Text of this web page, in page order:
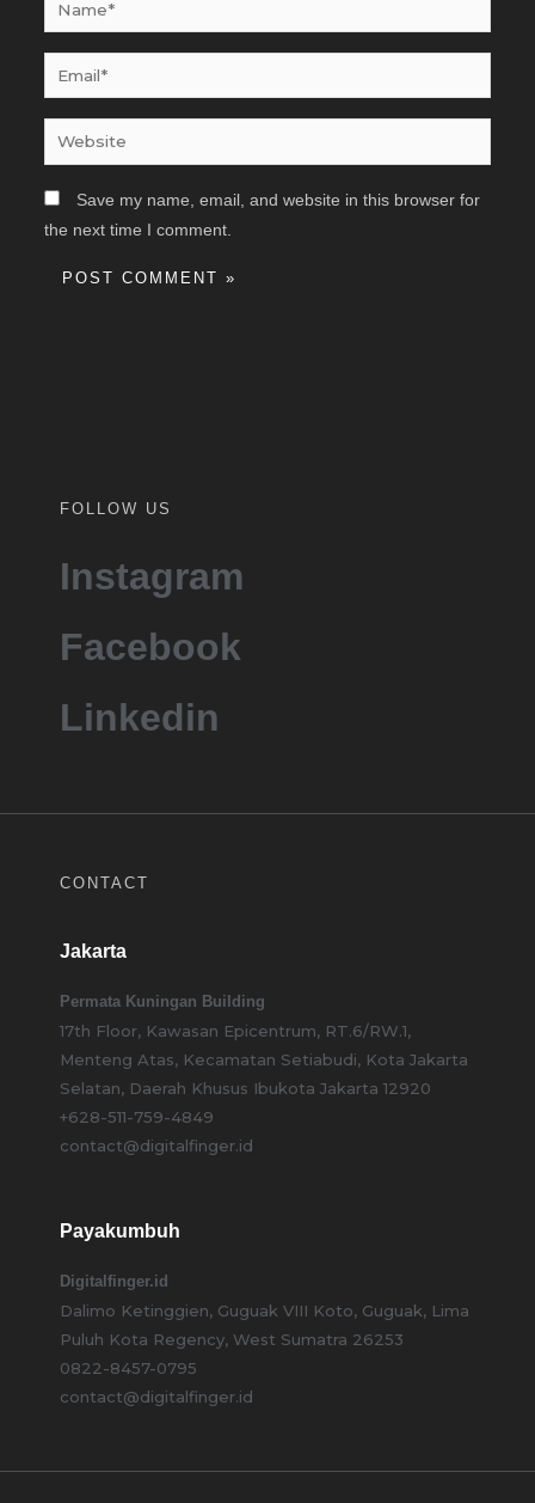
Website
Save my name, email, and website in this browser for
the next time I comment.
FOLLOW US
Instagram
Facebook
Linkedin
CONTACT
Jakarta
Permata Kuningan Building
17th Floor, Kawasan Epicentrum, RT.6/RW.1,
Menteng Atas, Kecamatan Setiabudi, Kota Jakarta
Selatan, Daerah Khusus Ibukota Jakarta 12920
+628-511-759-4849
contact@digitalfinger.id
Payakumbuh
Digitalfinger.id
Dalimo Ketinggien, Guguak VIII Koto, Guguak, Lima
Puluh Kota Regency, West Sumatra 26253
0822-8457-0795
contact@digitalfinger.id